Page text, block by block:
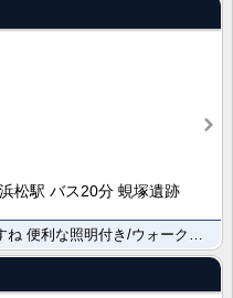
松駅 バス20分 蜆塚遺跡